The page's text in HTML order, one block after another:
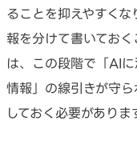
ることを抑えやすく
報を分けて書いてお
は、この段階で「AI
情報」の線引きが守
しておく必要がありま